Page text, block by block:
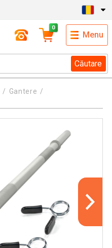
Căutare
0
Menu
Gantere